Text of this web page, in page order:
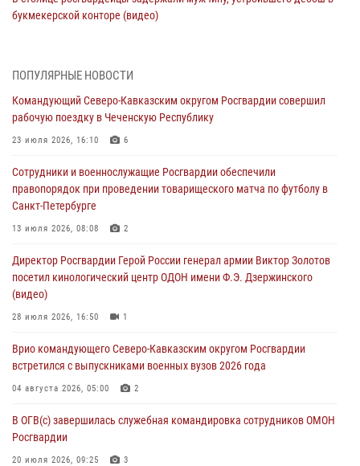
букмекерской конторе (видео)
В Удмуртии при силовой поддержке спецназа Росгвардии
оздоровительных услуг (видео)
05 августа 2026, 13:20
посетили мастер-класс по художественной гимнастике
05 августа 2026, 13:00 3
Офицеры Росгвардии и ветераны войск правопорядка почтили
05 августа 2026, 12:40
Росгвардейцы приняли участие в акции «Волна памяти»,
посвящённой 83‑й годовщине освобождения Белгорода от
05 августа 2026, 12:13 1
ПОПУЛЯРНЫЕ НОВОСТИ
Командующий Северо-Кавказским округом Росгвардии совершил
рабочую поездку в Чеченскую Республику
23 июля 2026, 16:10 6
Сотрудники и военнослужащие Росгвардии обеспечили
правопорядок при проведении товарищеского матча по футболу в
Санкт-Петербурге
13 июля 2026, 08:08 2
Директор Росгвардии Герой России генерал армии Виктор Золотов
посетил кинологический центр ОДОН имени Ф.Э. Дзержинского
(видео)
28 июля 2026, 16:50 1
Врио командующего Северо-Кавказским округом Росгвардии
встретился с выпускниками военных вузов 2026 года
04 августа 2026, 05:00 2
В ОГВ(с) завершилась служебная командировка сотрудников ОМОН
Росгвардии
20 июля 2026, 09:25 3